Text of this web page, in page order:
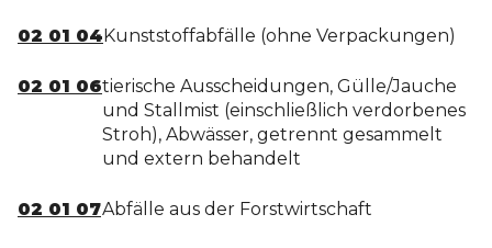
02 01 04Kunststoffabfälle (ohne Verpackungen)
02 01 06tierische Ausscheidungen, Gülle/Jauche
und Stallmist (einschließlich verdorbenes
Stroh), Abwässer, getrennt gesammelt
und extern behandelt
02 01 07Abfälle aus der Forstwirtschaft